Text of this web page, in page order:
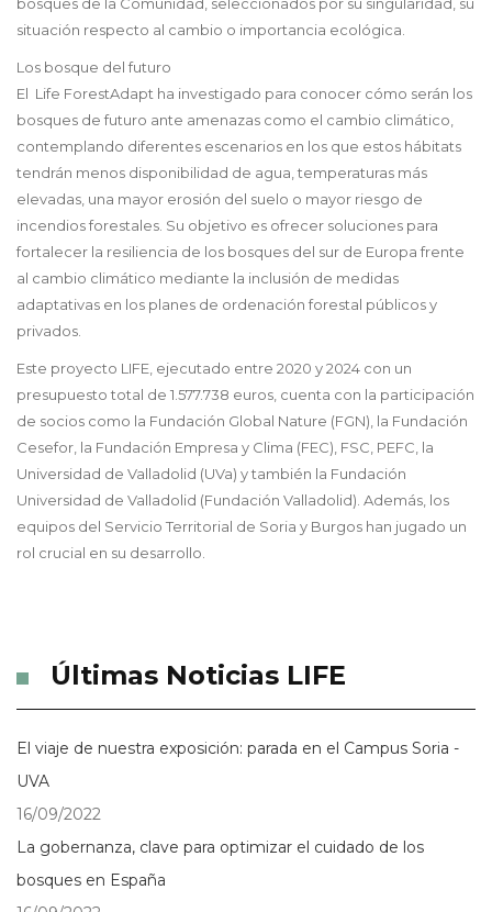
bosques de la Comunidad, seleccionados por su singularidad, su
situación respecto al cambio o importancia ecológica.
Los bosque del futuro
El Life ForestAdapt ha investigado para conocer cómo serán los
bosques de futuro ante amenazas como el cambio climático,
contemplando diferentes escenarios en los que estos hábitats
tendrán menos disponibilidad de agua, temperaturas más
elevadas, una mayor erosión del suelo o mayor riesgo de
incendios forestales. Su objetivo es ofrecer soluciones para
fortalecer la resiliencia de los bosques del sur de Europa frente
al cambio climático mediante la inclusión de medidas
adaptativas en los planes de ordenación forestal públicos y
privados.
Este proyecto LIFE, ejecutado entre 2020 y 2024 con un
presupuesto total de 1.577.738 euros, cuenta con la participación
de socios como la Fundación Global Nature (FGN), la Fundación
Cesefor, la Fundación Empresa y Clima (FEC), FSC, PEFC, la
Universidad de Valladolid (UVa) y también la Fundación
Universidad de Valladolid (Fundación Valladolid). Además, los
equipos del Servicio Territorial de Soria y Burgos han jugado un
rol crucial en su desarrollo.
Últimas Noticias LIFE
El viaje de nuestra exposición: parada en el Campus Soria -
UVA
16/09/2022
La gobernanza, clave para optimizar el cuidado de los
bosques en España